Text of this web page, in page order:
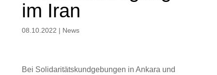
im Iran
08.10.2022 | News
Bei Solidaritätskundgebungen in Ankara und